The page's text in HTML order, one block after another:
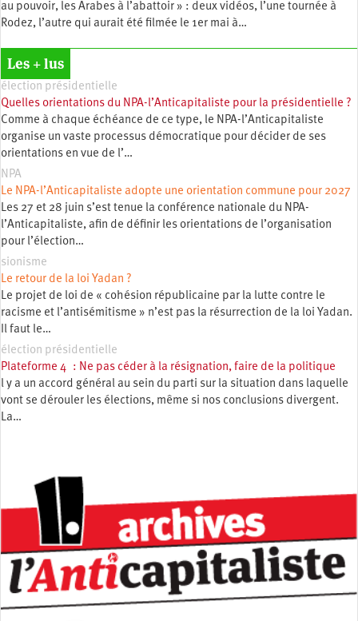
au pouvoir, les Arabes à l’abattoir » : deux vidéos, l’une tournée à
Rodez, l’autre qui aurait été filmée le 1er mai à…
Les + lus
élection présidentielle
Quelles orientations du NPA-l’Anticapitaliste pour la présidentielle ?
Comme à chaque échéance de ce type, le NPA-l’Anticapitaliste
organise un vaste processus démocratique pour décider de ses
orientations en vue de l’…
NPA
Le NPA-l’Anticapitaliste adopte une orientation commune pour 2027
Les 27 et 28 juin s’est tenue la conférence nationale du NPA-
l’Anticapitaliste, afin de définir les orientations de l’organisation
pour l’élection…
sionisme
Le retour de la loi Yadan ?
Le projet de loi de « cohésion républicaine par la lutte contre le
racisme et l’antisémitisme » n’est pas la résurrection de la loi Yadan.
Il faut le…
élection présidentielle
Plateforme 4 : Ne pas céder à la résignation, faire de la politique
l y a un accord général au sein du parti sur la situation dans laquelle
vont se dérouler les élections, même si nos conclusions divergent.
La…